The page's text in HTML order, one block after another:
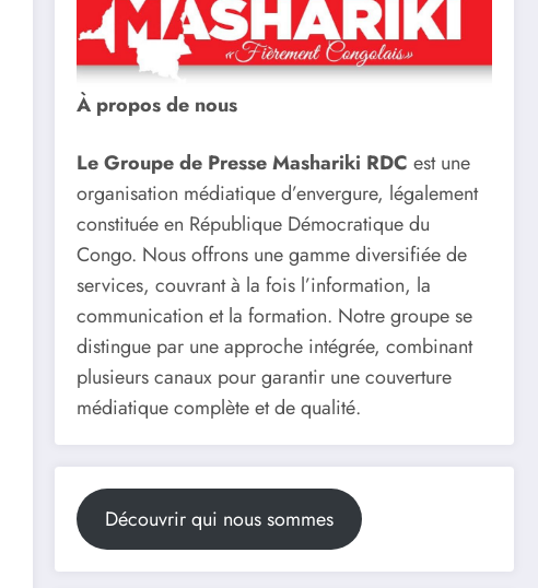
À propos de nous
Le Groupe de Presse Mashariki RDC est une
organisation médiatique d’envergure, légalement
constituée en République Démocratique du
Congo. Nous offrons une gamme diversifiée de
services, couvrant à la fois l’information, la
communication et la formation. Notre groupe se
distingue par une approche intégrée, combinant
plusieurs canaux pour garantir une couverture
médiatique complète et de qualité.
Découvrir qui nous sommes